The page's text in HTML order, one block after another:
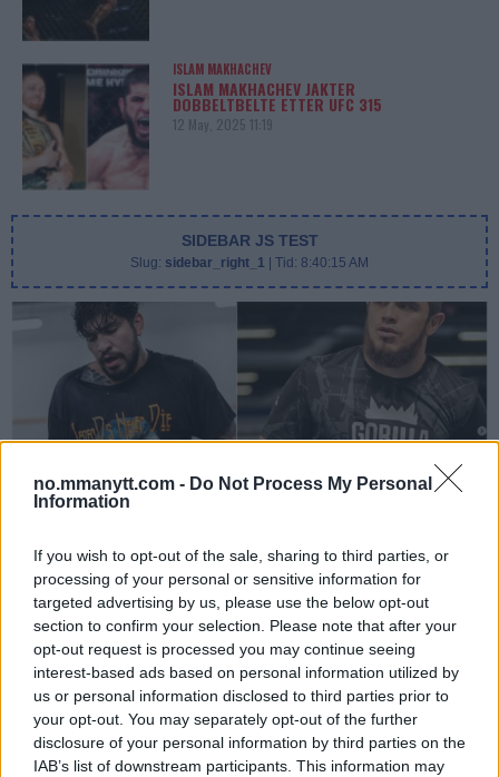
no.mmanytt.com - Do Not Process My Personal
Information
If you wish to opt-out of the sale, sharing to third parties, or
processing of your personal or sensitive information for
targeted advertising by us, please use the below opt-out
section to confirm your selection. Please note that after your
opt-out request is processed you may continue seeing
interest-based ads based on personal information utilized by
us or personal information disclosed to third parties prior to
your opt-out. You may separately opt-out of the further
disclosure of your personal information by third parties on the
IAB’s list of downstream participants. This information may
ISLAM MAKHACHEV
ISLAM MAKHACHEV JAKTER
DOBBELTBELTE ETTER UFC 315
12 May, 2025 11:19
SIDEBAR JS TEST
Slug: sidebar_right_1 | Tid: 8:40:15 AM
Hype FC ønsker å booke Dillon Danis vs Chanko Zaynukov
Erik Solvang 13 January, 2026 15:37